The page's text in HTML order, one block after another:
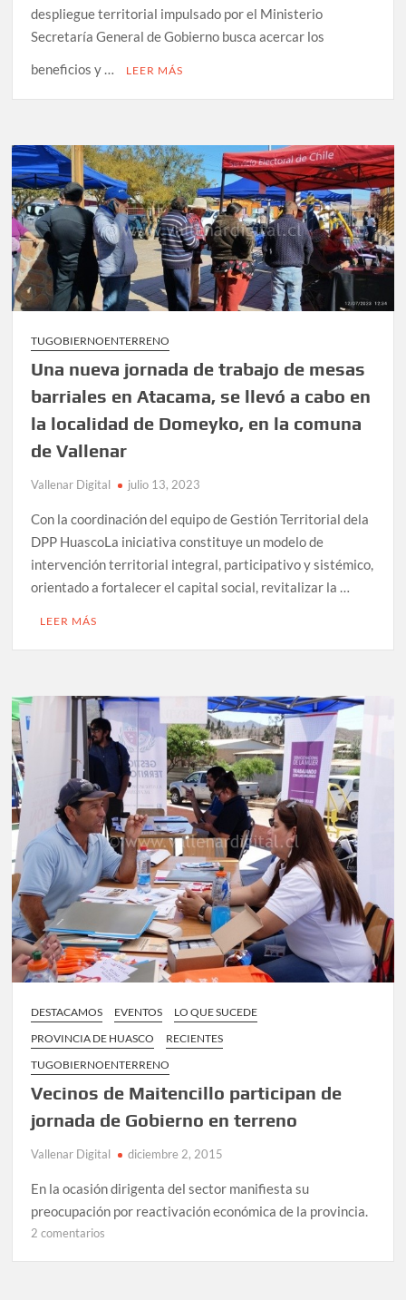
despliegue territorial impulsado por el Ministerio
Secretaría General de Gobierno busca acercar los
beneficios y …
LEER MÁS
TUGOBIERNOENTERRENO
Una nueva jornada de trabajo de mesas
barriales en Atacama, se llevó a cabo en
la localidad de Domeyko, en la comuna
de Vallenar
Vallenar Digital julio 13, 2023
Con la coordinación del equipo de Gestión Territorial dela
DPP HuascoLa iniciativa constituye un modelo de
intervención territorial integral, participativo y sistémico,
orientado a fortalecer el capital social, revitalizar la …
LEER MÁS
DESTACAMOS EVENTOS
LO QUE SUCEDE
PROVINCIA DE HUASCO
RECIENTES
TUGOBIERNOENTERRENO
Vecinos de Maitencillo participan de
jornada de Gobierno en terreno
Vallenar Digital diciembre 2, 2015
En la ocasión dirigenta del sector manifiesta su
preocupación por reactivación económica de la provincia.
2 comentarios